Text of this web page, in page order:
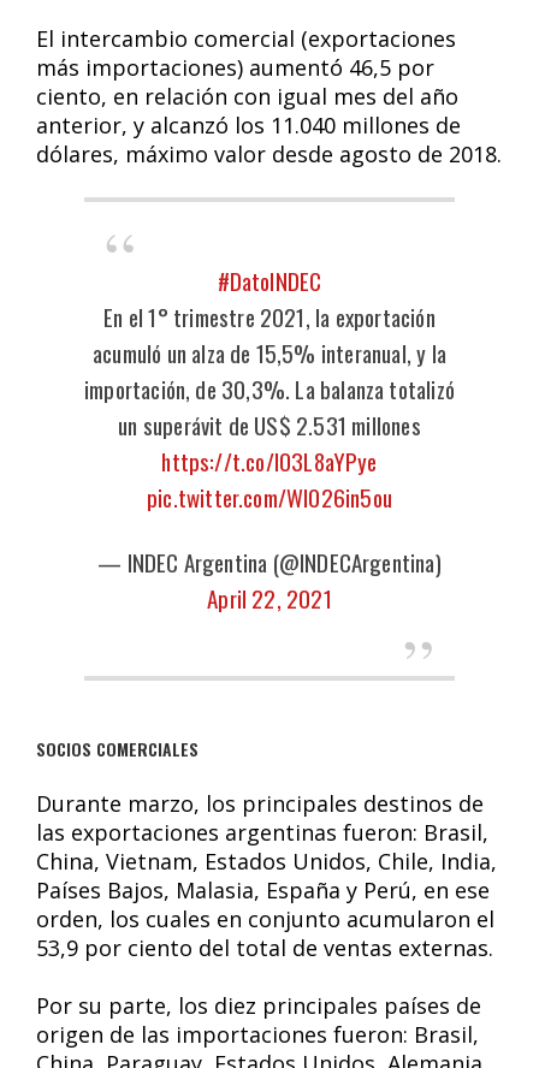
El intercambio comercial (exportaciones
más importaciones) aumentó 46,5 por
ciento, en relación con igual mes del año
anterior, y alcanzó los 11.040 millones de
dólares, máximo valor desde agosto de 2018.
#DatoINDEC
En el 1° trimestre 2021, la exportación
acumuló un alza de 15,5% interanual, y la
importación, de 30,3%. La balanza totalizó
un superávit de US$ 2.531 millones
https://t.co/IO3L8aYPye
pic.twitter.com/WI026in5ou
— INDEC Argentina (@INDECArgentina)
April 22, 2021
SOCIOS COMERCIALES
Durante marzo, los principales destinos de
las exportaciones argentinas fueron: Brasil,
China, Vietnam, Estados Unidos, Chile, India,
Países Bajos, Malasia, España y Perú, en ese
orden, los cuales en conjunto acumularon el
53,9 por ciento del total de ventas externas.
Por su parte, los diez principales países de
origen de las importaciones fueron: Brasil,